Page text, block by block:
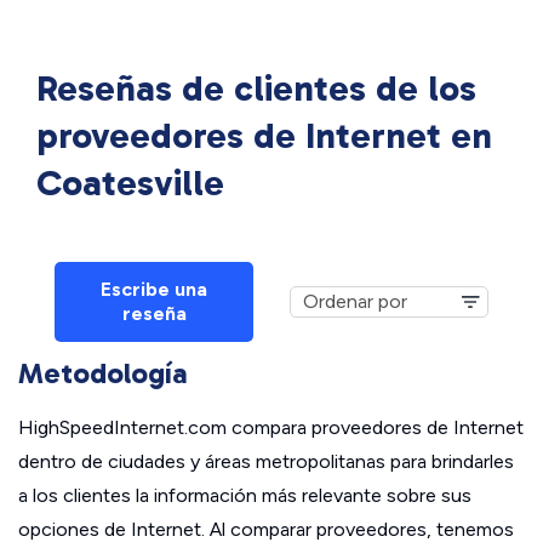
Reseñas de clientes de los
proveedores de Internet en
Coatesville
Escribe una
reseña
Metodología
HighSpeedInternet.com compara proveedores de Internet
dentro de ciudades y áreas metropolitanas para brindarles
a los clientes la información más relevante sobre sus
opciones de Internet. Al comparar proveedores, tenemos